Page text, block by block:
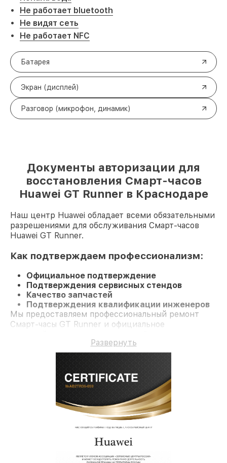
Не работает bluetooth
Не видят сеть
Не работает NFC
Батарея
Экран (дисплей)
Разговор (микрофон, динамик)
Документы авторизации для
восстановления Смарт-часов
Huawei GT Runner в Краснодаре
Наш центр Huawei обладает всеми обязательными
разрешениями для обслуживания Смарт-часов
Huawei GT Runner.
Как подтверждаем профессионализм:
Официальное подтверждение
Подтверждения сервисных стендов
Качество запчастей
Подтверждения квалификации инженеров
Мы предоставляем профессиональный ремонт
Смарт-часы GT Runner и официальное
Развернуть